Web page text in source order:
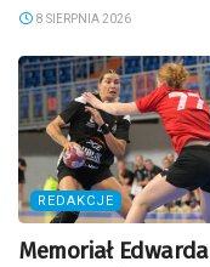
8 SIERPNIA 2026
REDAKCJE
Memoriał Edwarda